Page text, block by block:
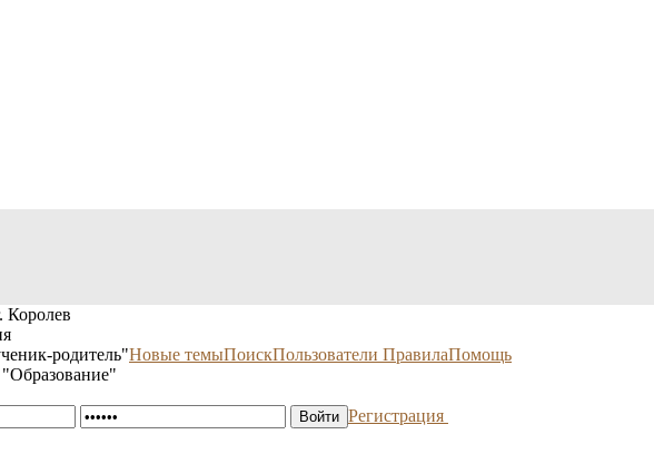
Королев
родитель"Новые темыПоискПользователи ПравилаПомощь
Регистрация